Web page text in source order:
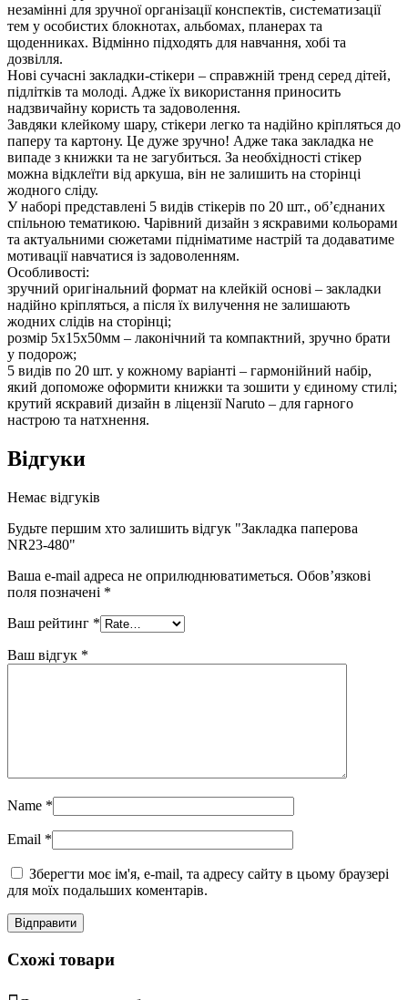
незамінні для зручної організації конспектів, систематизації
тем у особистих блокнотах, альбомах, планерах та
щоденниках. Відмінно підходять для навчання, хобі та
дозвілля.
Нові сучасні закладки-стікери – справжній тренд серед дітей,
підлітків та молоді. Адже їх використання приносить
надзвичайну користь та задоволення.
Завдяки клейкому шару, стікери легко та надійно кріпляться до
паперу та картону. Це дуже зручно! Адже така закладка не
випаде з книжки та не загубиться. За необхідності стікер
можна відклеїти від аркуша, він не залишить на сторінці
жодного сліду.
У наборі представлені 5 видів стікерів по 20 шт., об’єднаних
спільною тематикою. Чарівний дизайн з яскравими кольорами
та актуальними сюжетами підніматиме настрій та додаватиме
мотивації навчатися із задоволенням.
Особливості:
зручний оригінальний формат на клейкій основі – закладки
надійно кріпляться, а після їх вилучення не залишають
жодних слідів на сторінці;
розмір 5х15х50мм – лаконічний та компактний, зручно брати
у подорож;
5 видів по 20 шт. у кожному варіанті – гармонійний набір,
який допоможе оформити книжки та зошити у єдиному стилі;
крутий яскравий дизайн в ліцензії Naruto – для гарного
настрою та натхнення.
Відгуки
Немає відгуків
Будьте першим хто залишить відгук "Закладка паперова
NR23-480"
Ваша e-mail адреса не оприлюднюватиметься. Обов’язкові
поля позначені *
Ваш рейтинг *
Ваш відгук *
Name *
Email *
Зберегти моє ім'я, e-mail, та адресу сайту в цьому браузері
для моїх подальших коментарів.
Схожі товари